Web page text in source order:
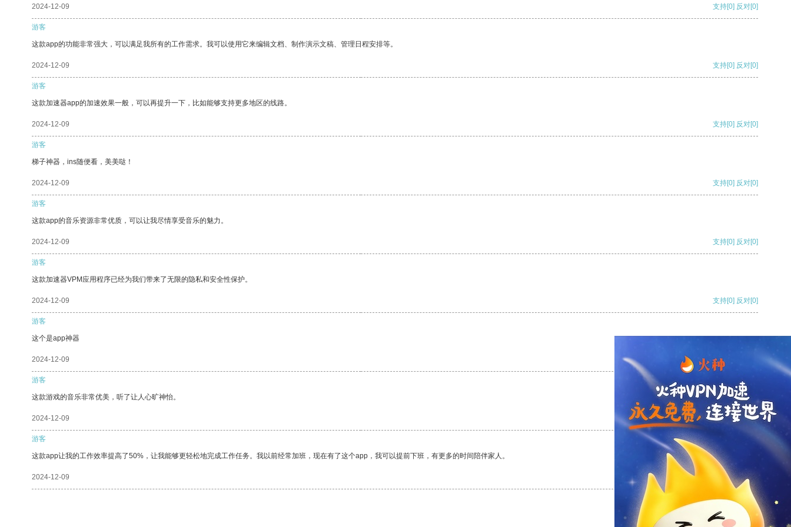
2024-12-09 支持[0] 反对[0]
游客
这款app的功能非常强大，可以满足我所有的工作需求。我可以使用它来编辑文档、制作演示文稿、管理日程安排等。
2024-12-09 支持[0] 反对[0]
游客
这款加速器app的加速效果一般，可以再提升一下，比如能够支持更多地区的线路。
2024-12-09 支持[0] 反对[0]
游客
梯子神器，ins随便看，美美哒！
2024-12-09 支持[0] 反对[0]
游客
这款app的音乐资源非常优质，可以让我尽情享受音乐的魅力。
2024-12-09 支持[0] 反对[0]
游客
这款加速器VPM应用程序已经为我们带来了无限的隐私和安全性保护。
2024-12-09 支持[0] 反对[0]
游客
这个是app神器
2024-12-09 支持
游客
这款游戏的音乐非常优美，听了让人心旷神怡。
2024-12-09 支持[0] 反对[0]
游客
这款app让我的工作效率提高了50%，让我能够更轻松地完成工作任务。我以前经常加班，现在有了这个app，我可以提前下班，有更多的时间陪伴家人。
2024-12-09 支持[0] 反对[0]